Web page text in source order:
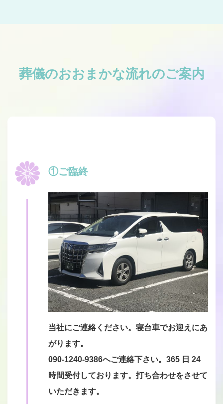
葬儀のおおまかな流れのご案内
①ご臨終
当社にご連絡ください。寝台車でお迎えにあ
がります。
090-1240-9386へご連絡下さい。365 日 24
時間受付しております。打ち合わせをさせて
いただきます。